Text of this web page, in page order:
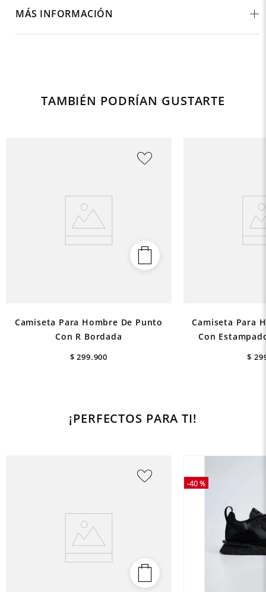
MÁS INFORMACIÓN
TAMBIÉN PODRÍAN GUSTARTE
Camiseta Para Hombre De Punto
Con R Bordada
$ 299.900
Camiseta Para
Con
$
¡PERFECTOS PARA TI!
-40 %